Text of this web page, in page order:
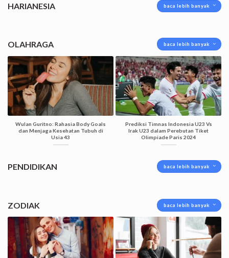
HARIANESIA baca lebih banyak
OLAHRAGA baca lebih banyak
Wulan Guritno: Rahasia Body Goals
dan Menjaga Kesehatan Tubuh di
Usia 43
Prediksi Timnas Indonesia U23 Vs
Irak U23 dalam Perebutan Tiket
Olimpiade Paris 2024
PENDIDIKAN baca lebih banyak
ZODIAK baca lebih banyak